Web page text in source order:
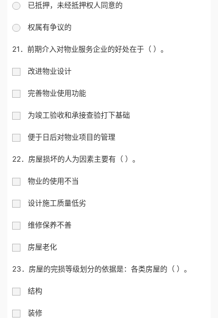
已抵押，未经抵押权人同意的
权属有争议的
21．前期介入对物业服务企业的好处在于（ ）。
改进物业设计
完善物业使用功能
为竣工验收和承接查验打下基础
便于日后对物业项目的管理
22．房屋损坏的人为因素主要有（ ）。
物业的使用不当
设计施工质量低劣
维修保养不善
房屋老化
23．房屋的完损等级划分的依据是：各类房屋的（ ）。
结构
装修